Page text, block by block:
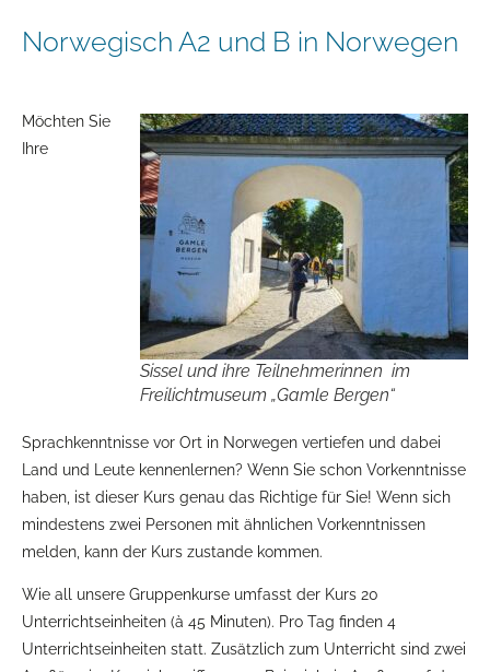
Norwegisch A2 und B in Norwegen
Sissel und ihre Teilnehmerinnen im
Freilichtmuseum „Gamle Bergen“
Möchten Sie
Ihre
Sprachkenntnisse vor Ort in Norwegen vertiefen und dabei
Land und Leute kennenlernen? Wenn Sie schon Vorkenntnisse
haben, ist dieser Kurs genau das Richtige für Sie! Wenn sich
mindestens zwei Personen mit ähnlichen Vorkenntnissen
melden, kann der Kurs zustande kommen.
Wie all unsere Gruppenkurse umfasst der Kurs 20
Unterrichtseinheiten (à 45 Minuten). Pro Tag finden 4
Unterrichtseinheiten statt. Zusätzlich zum Unterricht sind zwei